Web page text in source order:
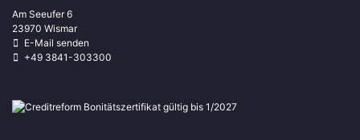
Am Seeufer 6
23970 Wismar
E-Mail senden
+49 3841-303300